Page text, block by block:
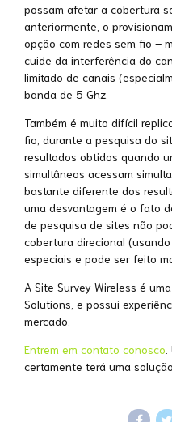
possam afetar a cobertura
anteriormente, o
opção com redes sem fio –
cuide da interferência do
limitado de canais
banda de 5 Ghz.
Também é muito difícil
fio, durante a pesquisa do
resultados obtidos quando
simultâneos acessam
bastante diferente dos
uma desvantagem é o fato
de pesquisa de sites não
cobertura direcional
especiais e pode ser feito
A Site Survey Wireless é
Solutions, e possui
mercado.
Entrem em contato conosco
certamente terá uma